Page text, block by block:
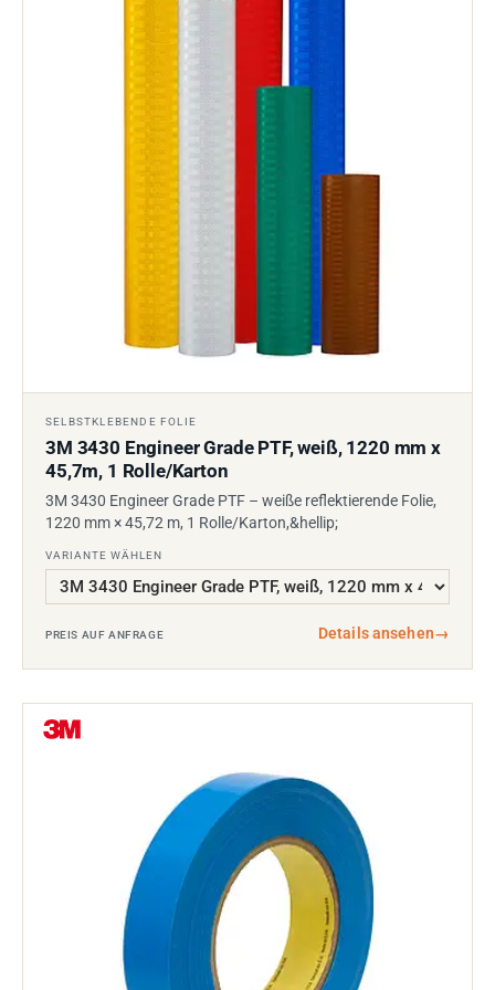
SELBSTKLEBENDE FOLIE
3M 3430 Engineer Grade PTF, weiß, 1220 mm x
45,7m, 1 Rolle/Karton
3M 3430 Engineer Grade PTF – weiße reflektierende Folie,
1220 mm × 45,72 m, 1 Rolle/Karton,&hellip;
VARIANTE WÄHLEN
PREIS AUF ANFRAGE Details ansehen→